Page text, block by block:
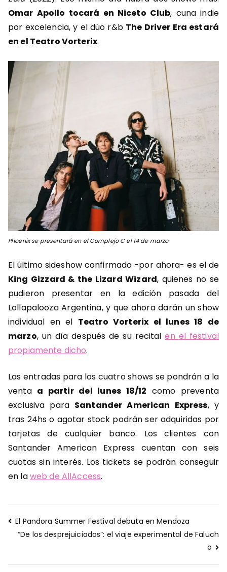
Omar Apollo tocará en Niceto Club, cuna indie
por excelencia, y el dúo r&b The Driver Era estará
en el Teatro Vorterix.
Phoenix se presentará en el Complejo C el 14 de marzo
El último sideshow confirmado -por ahora- es el de
King Gizzard & the Lizard Wizard, quienes no se
pudieron presentar en la edición pasada del
Lollapalooza Argentina, y que ahora darán un show
individual en el Teatro Vorterix el lunes 18 de
marzo, un día después de su recitalen el festival
propiamente dicho.
Las entradas para los cuatro shows se pondrán a la
venta a partir del lunes 18/12 como preventa
exclusiva para Santander American Express, y
tras 24hs o agotar stock podrán ser adquiridas por
tarjetas de cualquier banco. Los clientes con
Santander American Express cuentan con seis
cuotas sin interés. Los tickets se podrán conseguir
en laweb de AllAccess.
Navegación
de
El Pandora Summer Festival debuta en Mendoza
“De los desprejuiciados”: el viaje experimental de Faluch
o